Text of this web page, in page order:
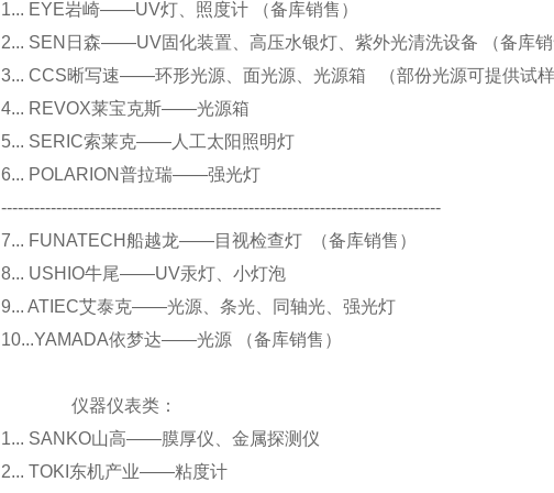
1... EYE岩崎——UV灯、照度计 （备库销售）
2... SEN日森——UV固化装置、高压水银灯、紫外光清洗设备 （备库销
3... CCS晰写速——环形光源、面光源、光源箱 （部份光源可提供试样
4... REVOX莱宝克斯——光源箱
5... SERIC索莱克——人工太阳照明灯
6... POLARION普拉瑞——强光灯
--------------------------------------------------------------------------------
7... FUNATECH船越龙——目视检查灯 （备库销售）
8... USHIO牛尾——UV汞灯、小灯泡
9... ATIEC艾泰克——光源、条光、同轴光、强光灯
10...YAMADA依梦达——光源 （备库销售）
仪器仪表类：
1... SANKO山高——膜厚仪、金属探测仪
2... TOKI东机产业——粘度计